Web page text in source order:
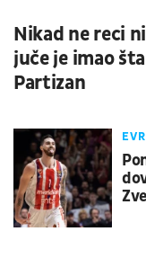
Nikad ne reci
juče je imao
Partizan